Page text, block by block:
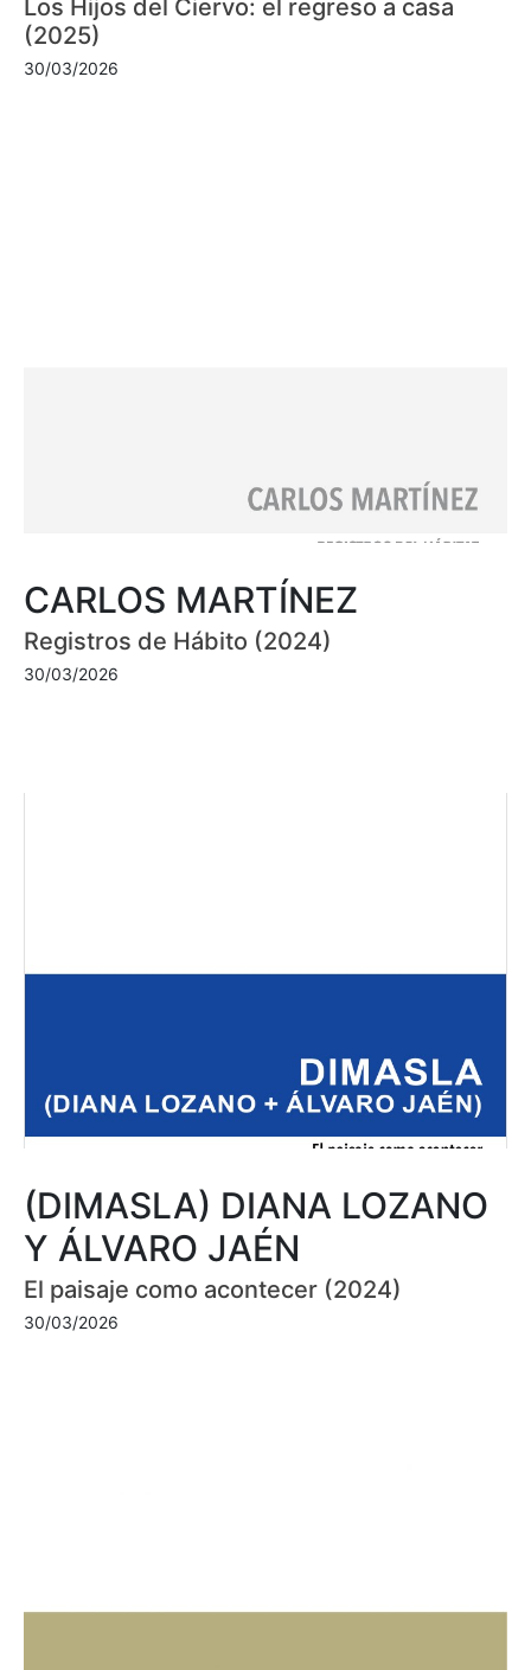
Los Hijos del Ciervo: el regreso a casa
(2025)
30/03/2026
CARLOS MARTÍNEZ
Registros de Hábito (2024)
30/03/2026
(DIMASLA) DIANA LOZANO
Y ÁLVARO JAÉN
El paisaje como acontecer (2024)
30/03/2026